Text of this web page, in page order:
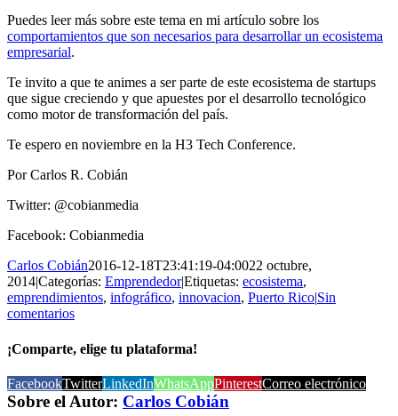
Puedes leer más sobre este tema en mi artículo sobre los
comportamientos que son necesarios para desarrollar un ecosistema
empresarial.
Te invito a que te animes a ser parte de este ecosistema de startups
que sigue creciendo y que apuestes por el desarrollo tecnológico
como motor de transformación del país.
Te espero en noviembre en la H3 Tech Conference.
Por Carlos R. Cobián
Twitter: @cobianmedia
Facebook: Cobianmedia
Carlos Cobián2016-12-18T23:41:19-04:0022 octubre,
2014|Categorías: Emprendedor|Etiquetas: ecosistema,
emprendimientos, infográfico, innovacion, Puerto Rico|Sin
comentarios
¡Comparte, elige tu plataforma!
FacebookTwitterLinkedInWhatsAppPinterestCorreo electrónico
Sobre el Autor: Carlos Cobián